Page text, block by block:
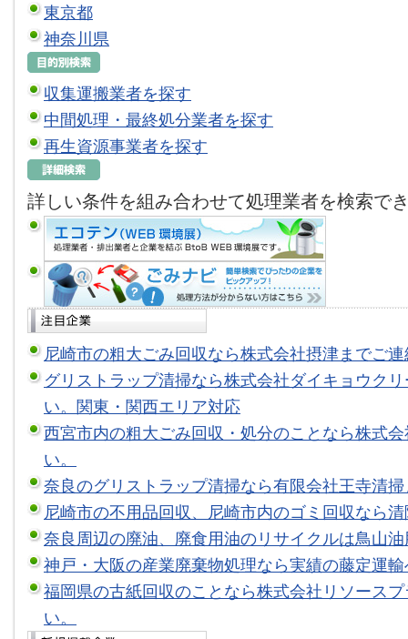
東京都
神奈川県
収集運搬業者を探す
中間処理・最終処分業者を探す
再生資源事業者を探す
詳しい条件を組み合わせて処理業者を検索で
尼崎市の粗大ごみ回収なら株式会社摂津までご
グリストラップ清掃なら株式会社ダイキョウク
い。関東・関西エリア対応
西宮市内の粗大ごみ回収・処分のことなら株式
い。
奈良のグリストラップ清掃なら有限会社王寺清
尼崎市の不用品回収、尼崎市内のゴミ回収なら
奈良周辺の廃油、廃食用油のリサイクルは鳥山
神戸・大阪の産業廃棄物処理なら実績の藤定運輸
福岡県の古紙回収のことなら株式会社リソース
い。